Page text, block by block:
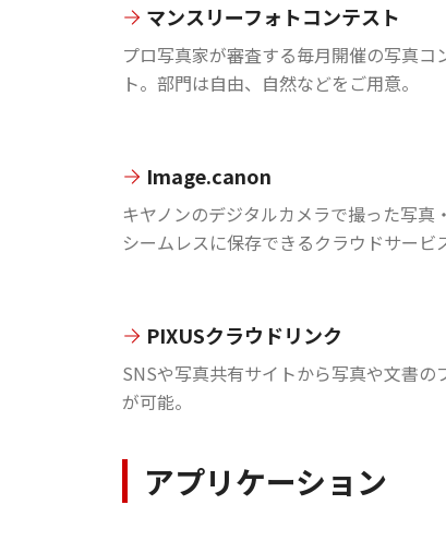
マンスリーフォトコンテスト
プロ写真家が審査する毎月開催の写真コ
ト。部門は自由、自然などをご用意。
Image.canon
キヤノンのデジタルカメラで撮った写真
シームレスに保存できるクラウドサービ
PIXUSクラウドリンク
SNSや写真共有サイトから写真や文書の
が可能。
アプリケーション